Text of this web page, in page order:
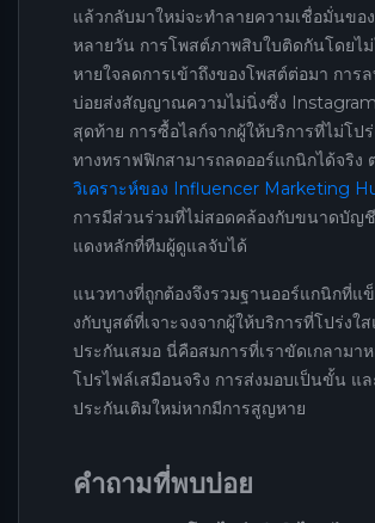
แล้วกลับมาใหม่จะทำลายความเชื่อมั่นขอ
หลายวัน การโพสต์ภาพสิบใบติดกันโดยไ
หายใจลดการเข้าถึงของโพสต์ต่อมา การ
บ่อยส่งสัญญาณความไม่นิ่งซึ่ง
สุดท้าย การซื้อไลก์จากผู้ให้บริการที่ไม่โปร่
ทางทราฟฟิกสามารถลดออร์แกนิกได้จริง
วิเคราะห์ของ Influencer Marketing
การมีส่วนร่วมที่ไม่สอดคล้องกับขนาดบัญชี
แดงหลักที่ทีมผู้ดูแลจับได้
แนวทางที่ถูกต้องจึงรวมฐานออร์แกนิกที่แ
งกับบูสต์ที่เจาะจงจากผู้ให้บริการที่โปร่งใ
ประกันเสมอ นี่คือสมการที่เราขัดเกลามา
โปรไฟล์เสมือนจริง การส่งมอบเป็นขั้น แ
ประกันเติมใหม่หากมีการสูญหาย
คำถามที่พบบ่อย